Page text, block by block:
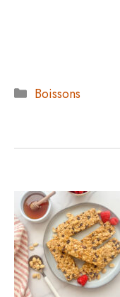
Catégories
Boissons